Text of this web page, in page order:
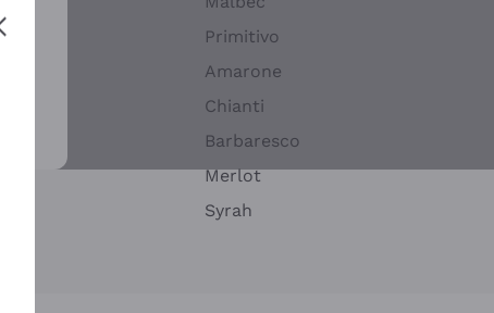
Primitivo
Amarone
Chianti
Barbaresco
Merlot
Syrah